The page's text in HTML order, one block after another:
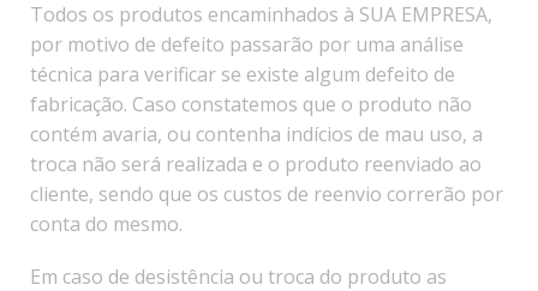
Todos os produtos encaminhados à SUA EMPRESA,
por motivo de defeito passarão por uma análise
técnica para verificar se existe algum defeito de
fabricação. Caso constatemos que o produto não
contém avaria, ou contenha indícios de mau uso, a
troca não será realizada e o produto reenviado ao
cliente, sendo que os custos de reenvio correrão por
conta do mesmo.
Em caso de desistência ou troca do produto as